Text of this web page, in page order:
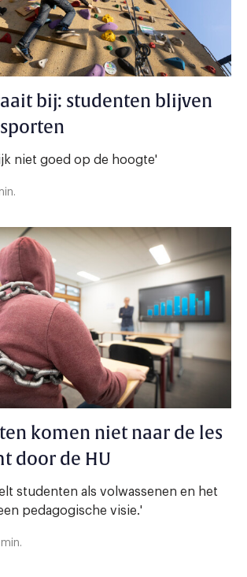
bij: studenten blijven
niet goed op de hoogte'
komen niet naar de les
door de HU
studenten als volwassenen en het
pedagogische visie.'